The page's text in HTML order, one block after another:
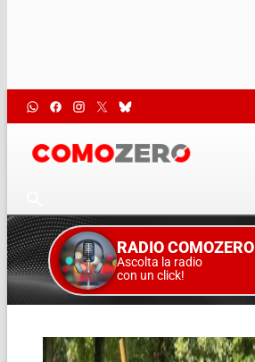
RADIO COMOZERO
Ascolta la radio
con un click!